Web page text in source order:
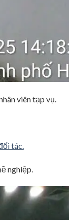
viên tạp vụ.
tác.
nghiệp.